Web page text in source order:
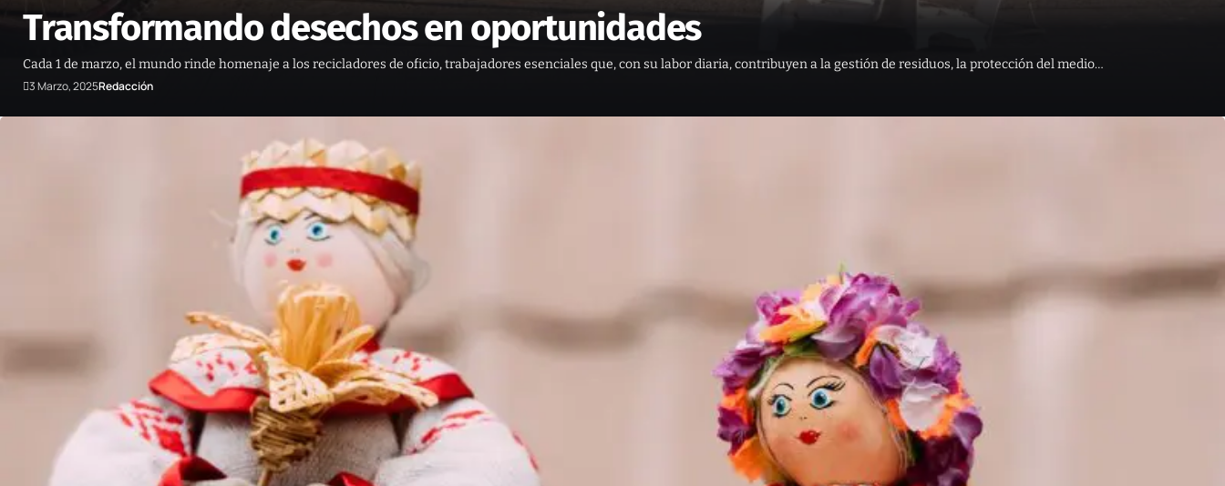
Transformando desechos en oportunidades
Cada 1 de marzo, el mundo rinde homenaje a los recicladores de oficio, trabajadores esenciales que, con su labor diaria, contribuyen a la gestión de residuos, la protección del medio…
3 Marzo, 2025Redacción